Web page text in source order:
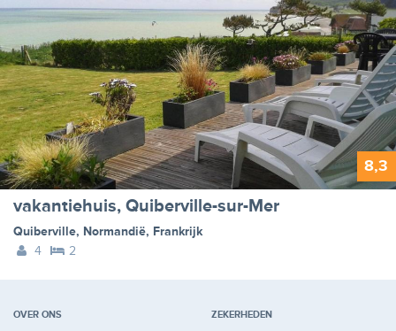
8,3
vakantiehuis, Quiberville-sur-Mer
Quiberville, Normandië, Frankrijk
4
2
OVER ONS ZEKERHEDEN